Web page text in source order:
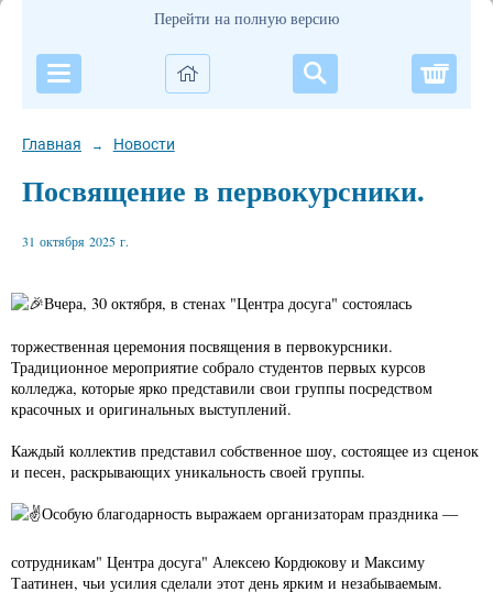
Перейти на полную версию
Главная → Новости
Посвящение в первокурсники.
31 октября 2025 г.
Вчера, 30 октября, в стенах "Центра досуга" состоялась
торжественная церемония посвящения в первокурсники.
Традиционное мероприятие собрало студентов первых курсов
колледжа, которые ярко представили свои группы посредством
красочных и оригинальных выступлений.
Каждый коллектив представил собственное шоу, состоящее из сценок
и песен, раскрывающих уникальность своей группы.
Особую благодарность выражаем организаторам праздника —
сотрудникам" Центра досуга" Алексею Кордюкову и Максиму
Таатинен, чьи усилия сделали этот день ярким и незабываемым.